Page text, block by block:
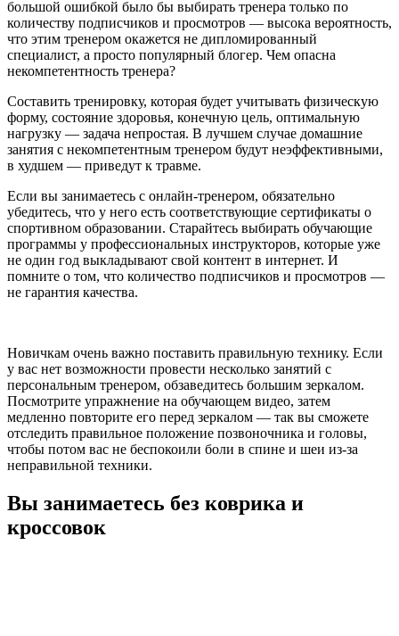
большой ошибкой было бы выбирать тренера только по
количеству подписчиков и просмотров — высока вероятность,
что этим тренером окажется не дипломированный
специалист, а просто популярный блогер. Чем опасна
некомпетентность тренера?
Составить тренировку, которая будет учитывать физическую
форму, состояние здоровья, конечную цель, оптимальную
нагрузку — задача непростая. В лучшем случае домашние
занятия с некомпетентным тренером будут неэффективными,
в худшем — приведут к травме.
Если вы занимаетесь с онлайн-тренером, обязательно
убедитесь, что у него есть соответствующие сертификаты о
спортивном образовании. Старайтесь выбирать обучающие
программы у профессиональных инструкторов, которые уже
не один год выкладывают свой контент в интернет. И
помните о том, что количество подписчиков и просмотров —
не гарантия качества.
Новичкам очень важно поставить правильную технику. Если
у вас нет возможности провести несколько занятий с
персональным тренером, обзаведитесь большим зеркалом.
Посмотрите упражнение на обучающем видео, затем
медленно повторите его перед зеркалом — так вы сможете
отследить правильное положение позвоночника и головы,
чтобы потом вас не беспокоили боли в спине и шеи из-за
неправильной техники.
Вы занимаетесь без коврика и
кроссовок